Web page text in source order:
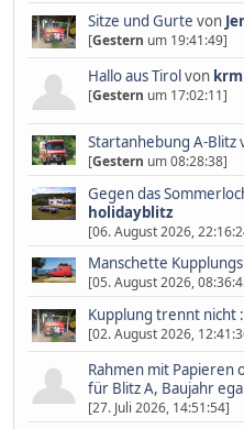
Sitze und Gurte von
[Gestern um 19:41:49]
Hallo aus Tirolvon krm
[Gestern um 17:02:11]
Startanhebung A-Blitz
[Gestern um 08:28:38]
Gegen das
holidayblitz
[06. August 2026,
Manschette
[05. August 2026,
Kupplung trennt nicht
[02. August 2026,
Rahmen mit Papieren
für Blitz A, Baujahr
[27. Juli 2026, 14:51:54]